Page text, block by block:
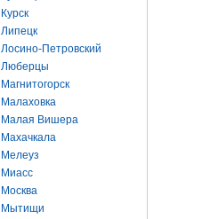
Курск
Липецк
Лосино-Петровский
Люберцы
Магнитогорск
Малаховка
Малая Вишера
Махачкала
Мелеуз
Миасс
Москва
Мытищи